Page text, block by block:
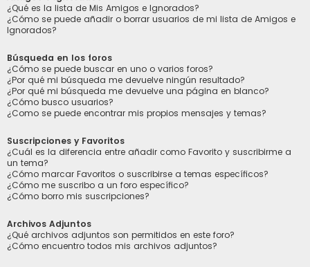
¿Qué es la lista de Mis Amigos e Ignorados?
¿Cómo se puede añadir o borrar usuarios de mi lista de Amigos e
Ignorados?
Búsqueda en los foros
¿Cómo se puede buscar en uno o varios foros?
¿Por qué mi búsqueda me devuelve ningún resultado?
¿Por qué mi búsqueda me devuelve una página en blanco?
¿Cómo busco usuarios?
¿Como se puede encontrar mis propios mensajes y temas?
Suscripciones y Favoritos
¿Cuál es la diferencia entre añadir como Favorito y suscribirme a
un tema?
¿Cómo marcar Favoritos o suscribirse a temas específicos?
¿Cómo me suscribo a un foro específico?
¿Cómo borro mis suscripciones?
Archivos Adjuntos
¿Qué archivos adjuntos son permitidos en este foro?
¿Cómo encuentro todos mis archivos adjuntos?